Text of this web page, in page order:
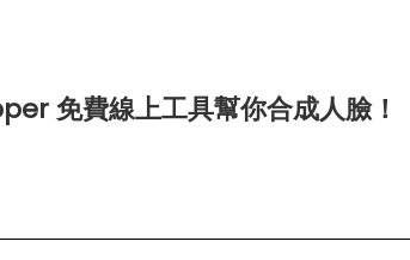
免費線上工具幫你合成人臉！